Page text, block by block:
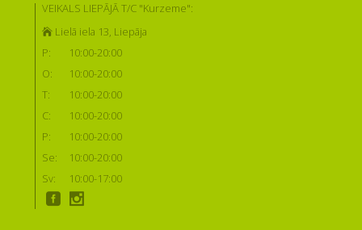
VEIKALS LIEPĀJĀ T/C "Kurzeme":
Lielā iela 13, Liepāja
P:
10:00-20:00
O:
10:00-20:00
T:
10:00-20:00
C:
10:00-20:00
P:
10:00-20:00
Se:
10:00-20:00
Sv:
10:00-17:00